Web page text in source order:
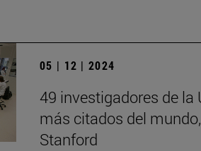
05 | 12 | 2024
49 investigadores de la
más citados del
Stanford